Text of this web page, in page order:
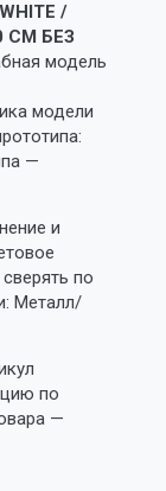
/
СМ БЕЗ
модель
модели
—
и
по
Металл/
по
—